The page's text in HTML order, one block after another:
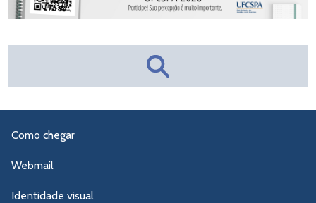
Como chegar
Webmail
Identidade visual